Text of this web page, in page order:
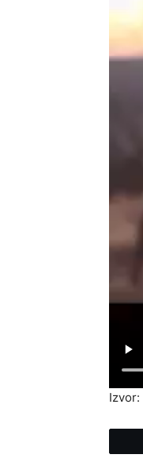
Izvor: